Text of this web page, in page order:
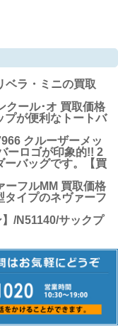
ベラ・ミニの買取
クール･オ 買取価格
プが便利なトートバ
クルーザーメッ
ーロゴが印象的!! 2
ーバッグです。【買
ーフルMM 買取価格
タイプのネヴァーフ
/N51140/サックプ